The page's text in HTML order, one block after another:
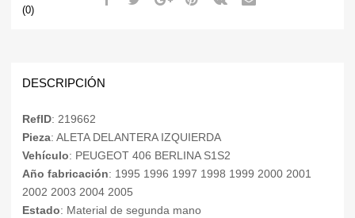
(0)
DESCRIPCIÓN
RefID: 219662
Pieza: ALETA DELANTERA IZQUIERDA
Vehículo: PEUGEOT 406 BERLINA S1S2
Año fabricación: 1995 1996 1997 1998 1999 2000 2001
2002 2003 2004 2005
Estado: Material de segunda mano